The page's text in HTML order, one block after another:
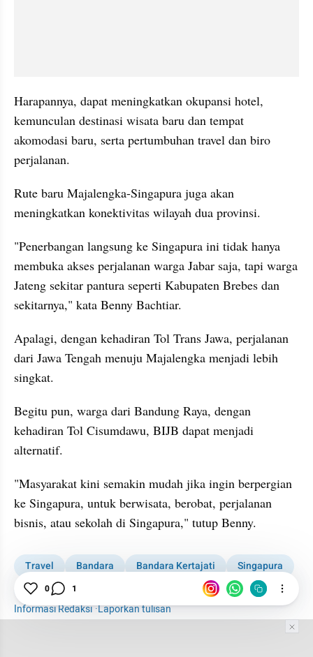
Harapannya, dapat meningkatkan okupansi hotel,
kemunculan destinasi wisata baru dan tempat
akomodasi baru, serta pertumbuhan travel dan biro
perjalanan.
Rute baru Majalengka-Singapura juga akan
meningkatkan konektivitas wilayah dua provinsi.
"Penerbangan langsung ke Singapura ini tidak hanya
membuka akses perjalanan warga Jabar saja, tapi warga
Jateng sekitar pantura seperti Kabupaten Brebes dan
sekitarnya," kata Benny Bachtiar.
Apalagi, dengan kehadiran Tol Trans Jawa, perjalanan
dari Jawa Tengah menuju Majalengka menjadi lebih
singkat.
Begitu pun, warga dari Bandung Raya, dengan
kehadiran Tol Cisumdawu, BIJB dapat menjadi
alternatif.
"Masyarakat kini semakin mudah jika ingin berpergian
ke Singapura, untuk berwisata, berobat, perjalanan
bisnis, atau sekolah di Singapura," tutup Benny.
Travel Bandara Bandara Kertajati
Singapura
Rute Penerbangan
Informasi Redaksi·Laporkan tulisan
0 1